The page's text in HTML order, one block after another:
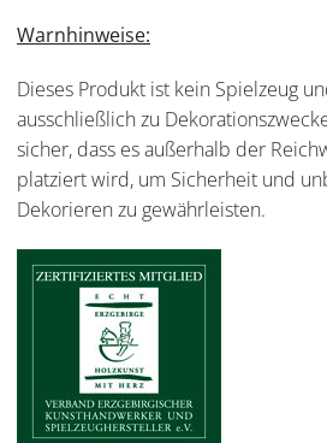
Warnhinweise:
Dieses Produkt ist kein Spielzeug
ausschließlich zu
sicher, dass es außerhalb der
platziert wird, um Sicherheit und
Dekorieren zu gewährleisten.